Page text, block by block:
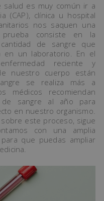
salud es muy común ir a
(CAP), clínica u hospital
nos saquen una
consiste en la
de sangre que
en un laboratorio. En el
reciente y
nuestro cuerpo están
se realiza más a
médicos recomiendan
sangre al año para
en nuestro organismo.
este proceso, sigue
con una amplia
para que puedas ampliar